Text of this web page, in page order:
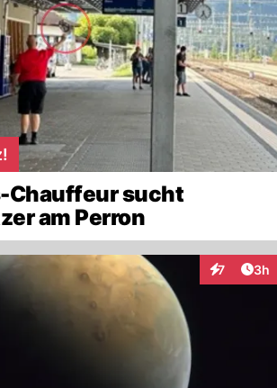
Chauffeur sucht
am Perron
7 3h